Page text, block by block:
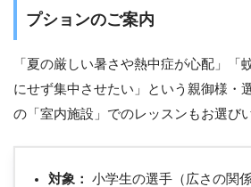
プションのご案内
「夏の厳しい暑さや熱中症が心配」「
にせず集中させたい」という親御様・
の「室内施設」でのレッスンもお選び
対象： 小学生の選手（広さの関係